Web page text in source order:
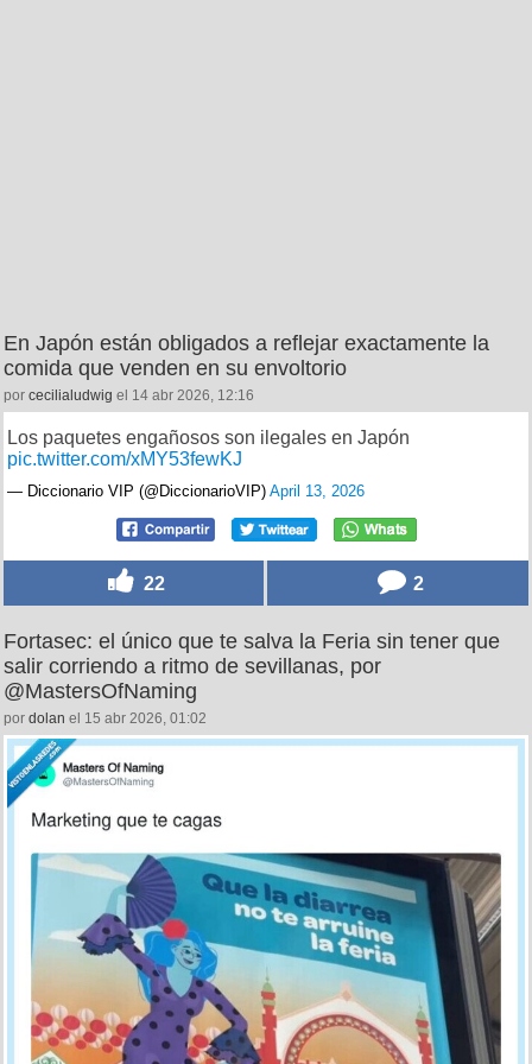
En Japón están obligados a reflejar exactamente la
comida que venden en su envoltorio
por cecilialudwig el 14 abr 2026, 12:16
Los paquetes engañosos son ilegales en Japón
pic.twitter.com/xMY53fewKJ
— Diccionario VIP (@DiccionarioVIP) April 13, 2026
22 2
Fortasec: el único que te salva la Feria sin tener que
salir corriendo a ritmo de sevillanas, por
@MastersOfNaming
por dolan el 15 abr 2026, 01:02